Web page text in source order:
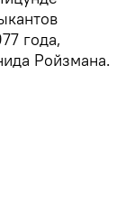
года,
Ройзмана.